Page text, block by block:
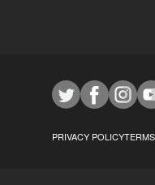
PRIVACY POLICY